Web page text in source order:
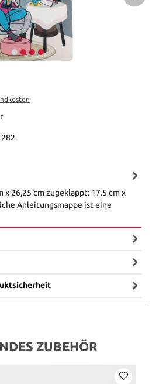
x 26,25 cm zugeklappt: 17.5 cm x
Anleitungsmappe ist eine
ZUBEHÖR